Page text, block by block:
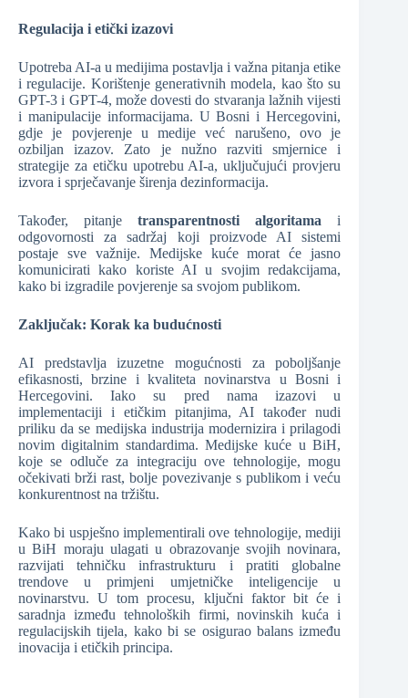
Regulacija i etički izazovi
Upotreba AI-a u medijima postavlja i važna pitanja etike
i regulacije. Korištenje generativnih modela, kao što su
GPT-3 i GPT-4, može dovesti do stvaranja lažnih vijesti
i manipulacije informacijama. U Bosni i Hercegovini,
gdje je povjerenje u medije već narušeno, ovo je
ozbiljan izazov. Zato je nužno razviti smjernice i
strategije za etičku upotrebu AI-a, uključujući provjeru
izvora i sprječavanje širenja dezinformacija.
Također, pitanjetransparentnosti algoritama i
odgovornosti za sadržaj koji proizvode AI sistemi
postaje sve važnije. Medijske kuće morat će jasno
komunicirati kako koriste AI u svojim redakcijama,
kako bi izgradile povjerenje sa svojom publikom.
Zaključak: Korak ka budućnosti
AI predstavlja izuzetne mogućnosti za poboljšanje
efikasnosti, brzine i kvaliteta novinarstva u Bosni i
Hercegovini. Iako su pred nama izazovi u
implementaciji i etičkim pitanjima, AI također nudi
priliku da se medijska industrija modernizira i prilagodi
novim digitalnim standardima. Medijske kuće u BiH,
koje se odluče za integraciju ove tehnologije, mogu
očekivati brži rast, bolje povezivanje s publikom i veću
konkurentnost na tržištu.
Kako bi uspješno implementirali ove tehnologije, mediji
u BiH moraju ulagati u obrazovanje svojih novinara,
razvijati tehničku infrastrukturu i pratiti globalne
trendove u primjeni umjetničke inteligencije u
novinarstvu. U tom procesu, ključni faktor bit će i
saradnja između tehnoloških firmi, novinskih kuća i
regulacijskih tijela, kako bi se osigurao balans između
inovacija i etičkih principa.